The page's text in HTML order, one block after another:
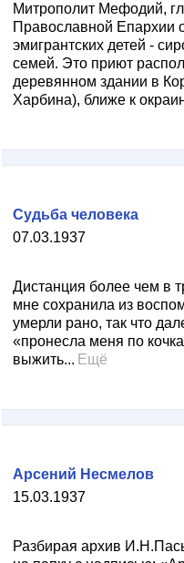
Митрополит Мефодий,
Православной Епархии
эмигрантских детей -
семей. Это приют
деревянном здании в
Харбина), ближе к
07.03.1937
Судьба человека
Дистанция более чем в
мне сохранила из
умерли рано, так что
«пронесла меня по
выжить... Ещё
15.03.1937
Арсений Несмелов
Разбирая архив